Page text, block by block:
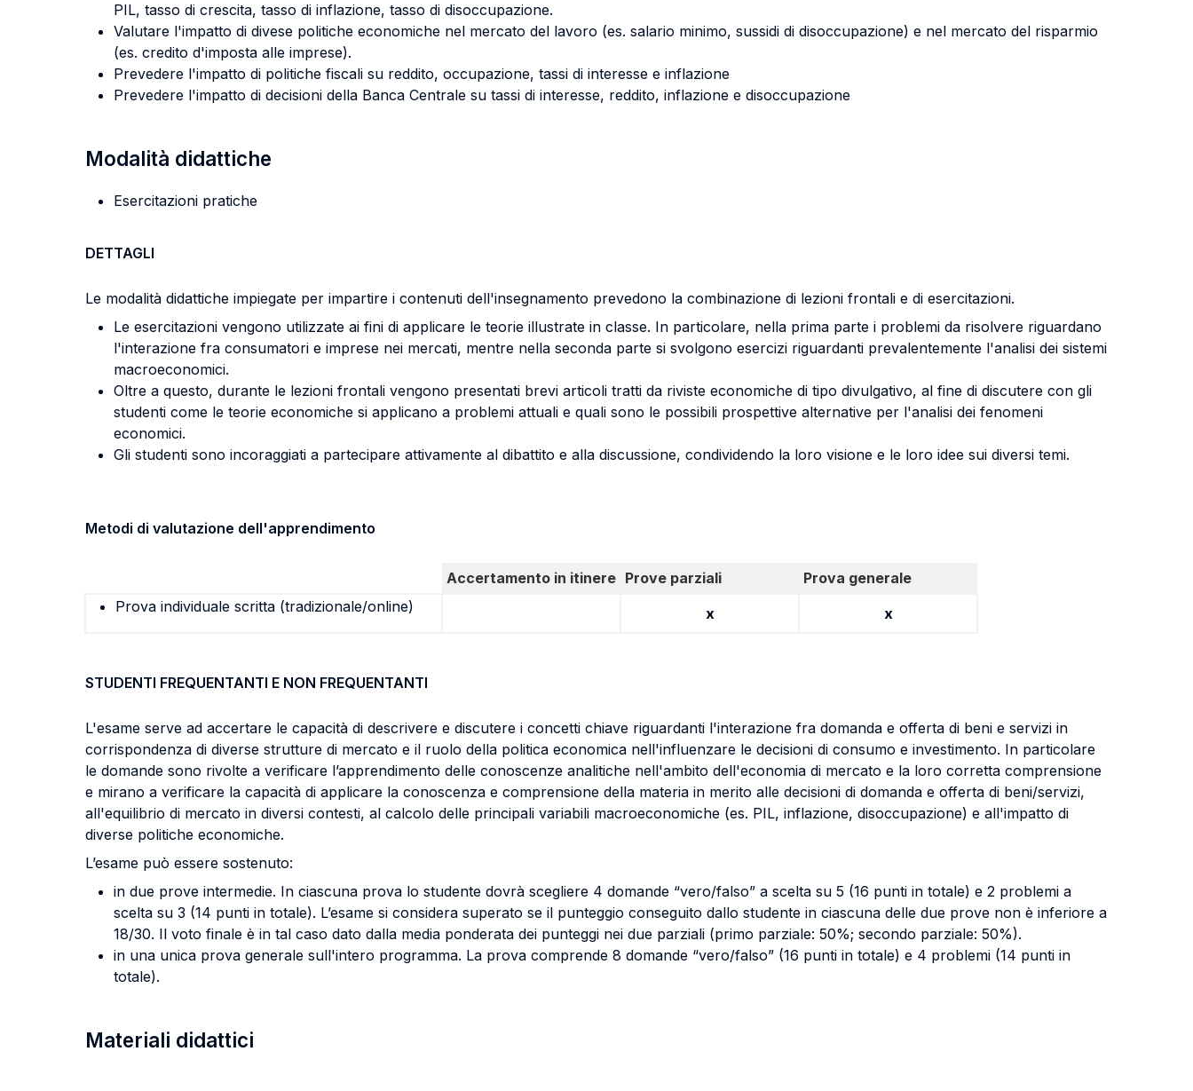
PIL, tasso di crescita, tasso di inflazione, tasso di disoccupazione.
Valutare l'impatto di divese politiche economiche nel mercato del lavoro (es. salario minimo, sussidi di disoccupazione) e nel mercato del risparmio
(es. credito d'imposta alle imprese).
Prevedere l'impatto di politiche fiscali su reddito, occupazione, tassi di interesse e inflazione
Prevedere l'impatto di decisioni della Banca Centrale su tassi di interesse, reddito, inflazione e disoccupazione
Modalità didattiche
Esercitazioni pratiche
DETTAGLI
Le modalità didattiche impiegate per impartire i contenuti dell'insegnamento prevedono la combinazione di lezioni frontali e di esercitazioni.
Le esercitazioni vengono utilizzate ai fini di applicare le teorie illustrate in classe. In particolare, nella prima parte i problemi da risolvere riguardano
l'interazione fra consumatori e imprese nei mercati, mentre nella seconda parte si svolgono esercizi riguardanti prevalentemente l'analisi dei sistemi
macroeconomici.
Oltre a questo, durante le lezioni frontali vengono presentati brevi articoli tratti da riviste economiche di tipo divulgativo, al fine di discutere con gli
studenti come le teorie economiche si applicano a problemi attuali e quali sono le possibili prospettive alternative per l'analisi dei fenomeni
economici.
Gli studenti sono incoraggiati a partecipare attivamente al dibattito e alla discussione, condividendo la loro visione e le loro idee sui diversi temi.
Metodi di valutazione dell'apprendimento
Accertamento in itinere Prove parziali
Prova generale
Prova individuale scritta (tradizionale/online)
x x
STUDENTI FREQUENTANTI E NON FREQUENTANTI
L'esame serve ad accertare le capacità di descrivere e discutere i concetti chiave riguardanti l'interazione fra domanda e offerta di beni e servizi in
corrispondenza di diverse strutture di mercato e il ruolo della politica economica nell'influenzare le decisioni di consumo e investimento. In particolare
le domande sono rivolte a verificare l’apprendimento delle conoscenze analitiche nell'ambito dell'economia di mercato e la loro corretta comprensione
e mirano a verificare la capacità di applicare la conoscenza e comprensione della materia in merito alle decisioni di domanda e offerta di beni/servizi,
all'equilibrio di mercato in diversi contesti, al calcolo delle principali variabili macroeconomiche (es. PIL, inflazione, disoccupazione) e all'impatto di
diverse politiche economiche.
L’esame può essere sostenuto:
in due prove intermedie. In ciascuna prova lo studente dovrà scegliere 4 domande “vero/falso” a scelta su 5 (16 punti in totale) e 2 problemi a
scelta su 3 (14 punti in totale). L’esame si considera superato se il punteggio conseguito dallo studente in ciascuna delle due prove non è inferiore a
18/30. Il voto finale è in tal caso dato dalla media ponderata dei punteggi nei due parziali (primo parziale: 50%; secondo parziale: 50%).
in una unica prova generale sull'intero programma. La prova comprende 8 domande “vero/falso” (16 punti in totale) e 4 problemi (14 punti in
totale).
Materiali didattici